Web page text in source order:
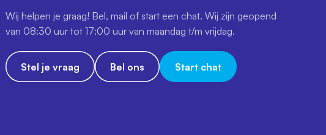
Wij helpen je graag! Bel, mail of start een chat. Wij zijn geopend
van 08:30 uur tot 17:00 uur van maandag t/m vrijdag.
Stel je vraag Bel ons Start chat